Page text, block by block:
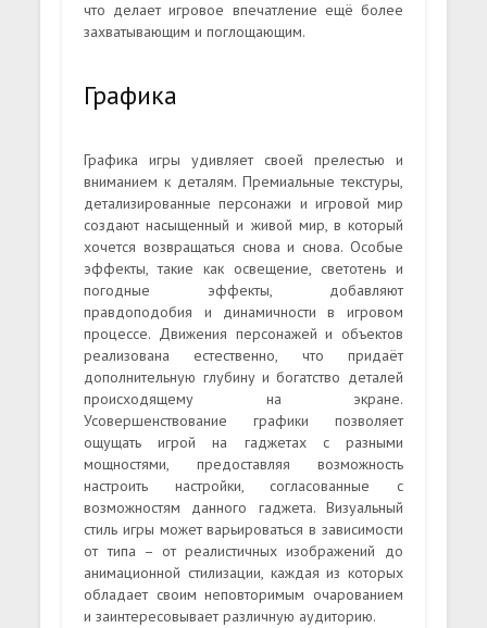
что делает игровое впечатление ещё более
захватывающим и поглощающим.
Графика
Графика игры удивляет своей прелестью и
вниманием к деталям. Премиальные текстуры,
детализированные персонажи и игровой мир
создают насыщенный и живой мир, в который
хочется возвращаться снова и снова. Особые
эффекты, такие как освещение, светотень и
погодные эффекты, добавляют
правдоподобия и динамичности в игровом
процессе. Движения персонажей и объектов
реализована естественно, что придаёт
дополнительную глубину и богатство деталей
происходящему на экране.
Усовершенствование графики позволяет
ощущать игрой на гаджетах с разными
мощностями, предоставляя возможность
настроить настройки, согласованные с
возможностям данного гаджета. Визуальный
стиль игры может варьироваться в зависимости
от типа – от реалистичных изображений до
анимационной стилизации, каждая из которых
обладает своим неповторимым очарованием
и заинтересовывает различную аудиторию.